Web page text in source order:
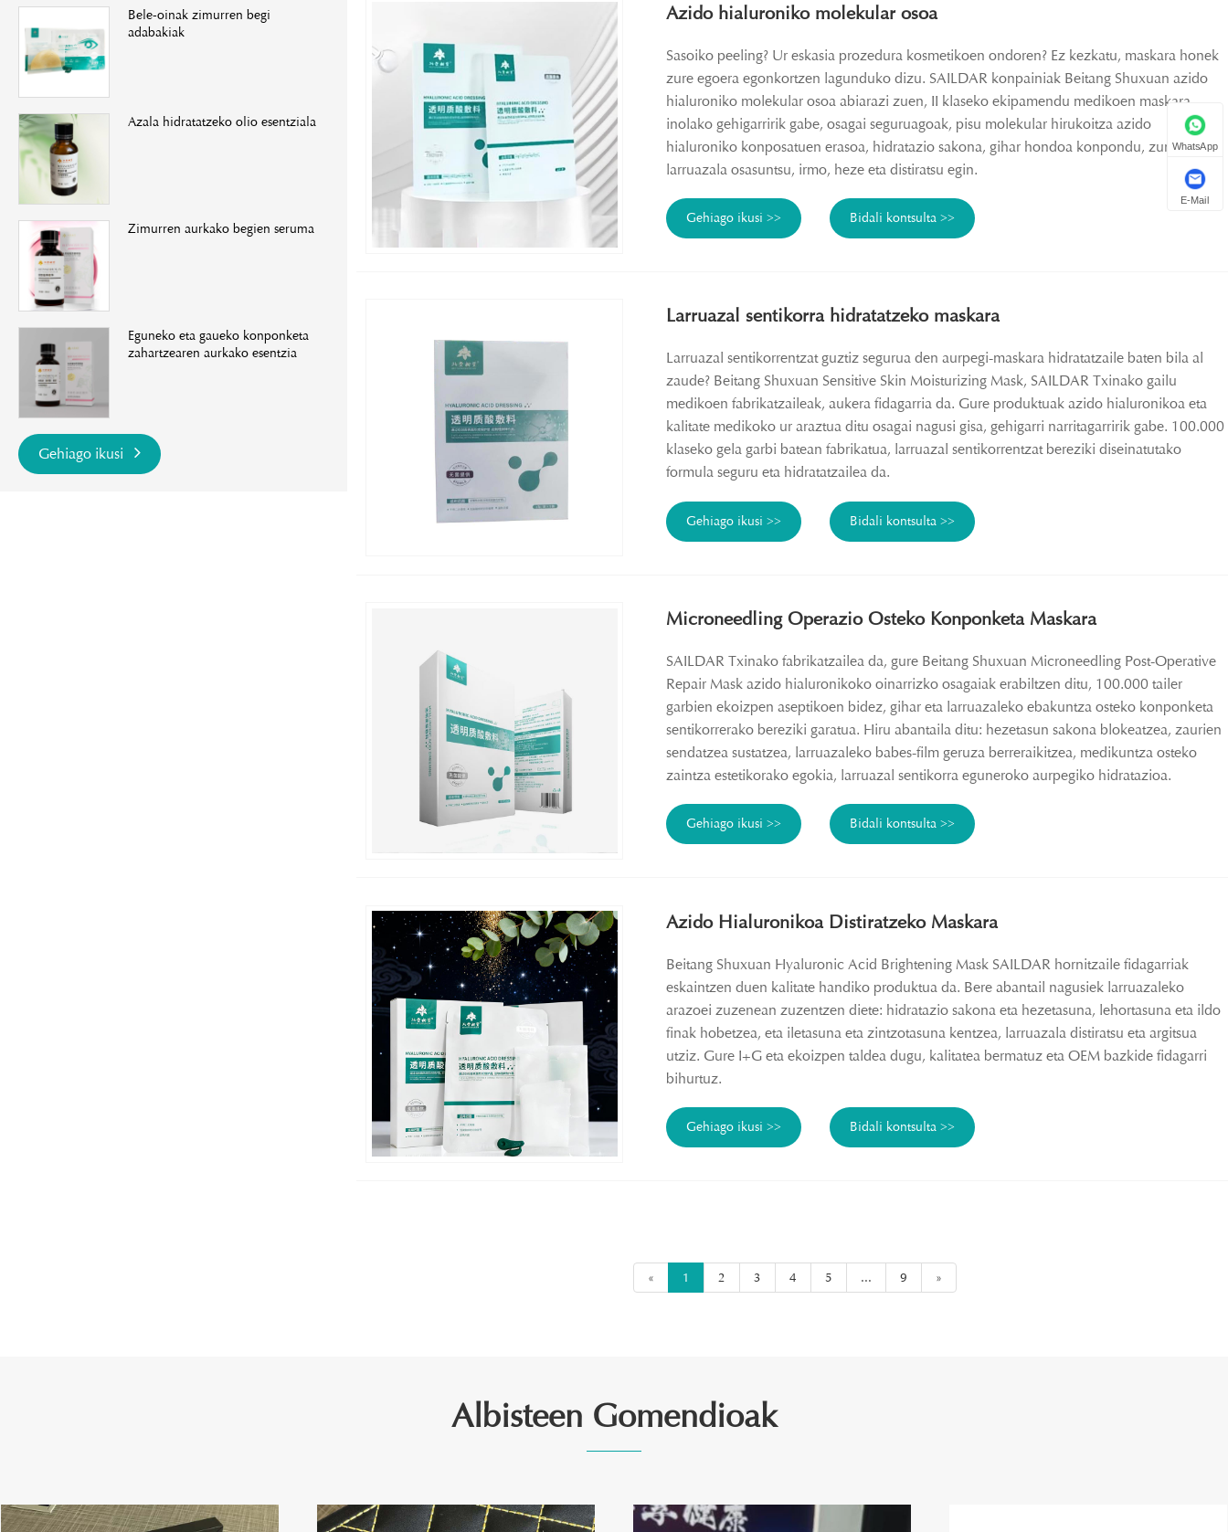
Bele-oinak zimurren begi
adabakiak
Azala hidratatzeko olio esentziala
Zimurren aurkako begien seruma
Eguneko eta gaueko konponketa
zahartzearen aurkako esentzia
Gehiago ikusi
Azido hialuroniko molekular osoa
Sasoiko peeling? Ur eskasia prozedura kosmetikoen ondoren? Ez kezkatu, maskara honek
zure egoera egonkortzen lagunduko dizu. SAILDAR konpainiak Beitang Shuxuan azido
hialuroniko molekular osoa abiarazi zuen, II klaseko ekipamendu medikoen maskara,
inolako gehigarririk gabe, osagai seguruagoak, pisu molekular hirukoitza azido
hialuroniko konposatuen erasoa, hidratazio sakona, gihar hondoa konpondu, zure
larruazala osasuntsu, irmo, heze eta distiratsu egin.
Gehiago ikusi >> Bidali kontsulta >>
Larruazal sentikorra hidratatzeko maskara
Larruazal sentikorrentzat guztiz segurua den aurpegi-maskara hidratatzaile baten bila al
zaude? Beitang Shuxuan Sensitive Skin Moisturizing Mask, SAILDAR Txinako gailu
medikoen fabrikatzaileak, aukera fidagarria da. Gure produktuak azido hialuronikoa eta
kalitate medikoko ur araztua ditu osagai nagusi gisa, gehigarri narritagarririk gabe. 100.000
klaseko gela garbi batean fabrikatua, larruazal sentikorrentzat bereziki diseinatutako
formula seguru eta hidratatzailea da.
Gehiago ikusi >> Bidali kontsulta >>
Microneedling Operazio Osteko Konponketa Maskara
SAILDAR Txinako fabrikatzailea da, gure Beitang Shuxuan Microneedling Post-Operative
Repair Mask azido hialuronikoko oinarrizko osagaiak erabiltzen ditu, 100.000 tailer
garbien ekoizpen aseptikoen bidez, gihar eta larruazaleko ebakuntza osteko konponketa
sentikorrerako bereziki garatua. Hiru abantaila ditu: hezetasun sakona blokeatzea, zaurien
sendatzea sustatzea, larruazaleko babes-film geruza berreraikitzea, medikuntza osteko
zaintza estetikorako egokia, larruazal sentikorra eguneroko aurpegiko hidratazioa.
Gehiago ikusi >> Bidali kontsulta >>
Azido Hialuronikoa Distiratzeko Maskara
Beitang Shuxuan Hyaluronic Acid Brightening Mask SAILDAR hornitzaile fidagarriak
eskaintzen duen kalitate handiko produktua da. Bere abantail nagusiek larruazaleko
arazoei zuzenean zuzentzen diete: hidratazio sakona eta hezetasuna, lehortasuna eta ildo
finak hobetzea, eta iletasuna eta zintzotasuna kentzea, larruazala distiratsu eta argitsua
utziz. Gure I+G eta ekoizpen taldea dugu, kalitatea bermatuz eta OEM bazkide fidagarri
bihurtuz.
Gehiago ikusi >> Bidali kontsulta >>
« 1 2 3 4 5 ... 9 »
Albisteen Gomendioak
WhatsApp
E-Mail